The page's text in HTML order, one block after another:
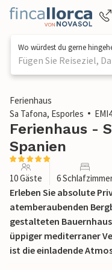
Wo würdest du gerne
Fügen Sie Reiseziel,
1 / 62
Ferienhaus
Sa Tafona, Esporles
Ferienhaus -
Spanien
10 Gäste 6
Erleben Sie absolute
atemberaubenden
gestalteten
üppiger mediterraner
ist die einladende